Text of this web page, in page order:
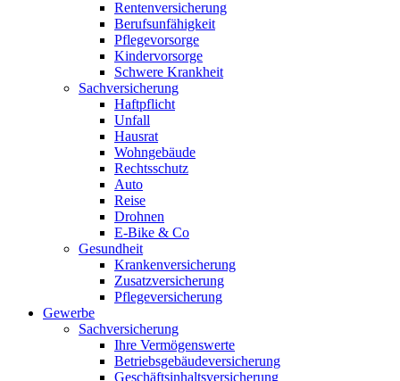
Rentenversicherung
Berufsunfähigkeit
Pflegevorsorge
Kindervorsorge
Schwere Krankheit
Sachversicherung
Haftpflicht
Unfall
Hausrat
Wohngebäude
Rechtsschutz
Auto
Reise
Drohnen
E-Bike & Co
Gesundheit
Krankenversicherung
Zusatzversicherung
Pflegeversicherung
Gewerbe
Sachversicherung
Ihre Vermögenswerte
Betriebsgebäudeversicherung
Geschäftsinhaltsversicherung